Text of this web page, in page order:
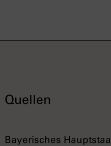
Quellen
Bayerisches